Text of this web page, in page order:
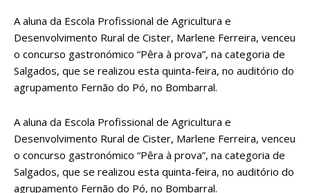
A aluna da Escola Profissional de Agricultura e
Desenvolvimento Rural de Cister, Marlene Ferreira, venceu
o concurso gastronómico “Pêra à prova”, na categoria de
Salgados, que se realizou esta quinta-feira, no auditório do
agrupamento Fernão do Pó, no Bombarral.
A aluna da Escola Profissional de Agricultura e
Desenvolvimento Rural de Cister, Marlene Ferreira, venceu
o concurso gastronómico “Pêra à prova”, na categoria de
Salgados, que se realizou esta quinta-feira, no auditório do
agrupamento Fernão do Pó, no Bombarral.